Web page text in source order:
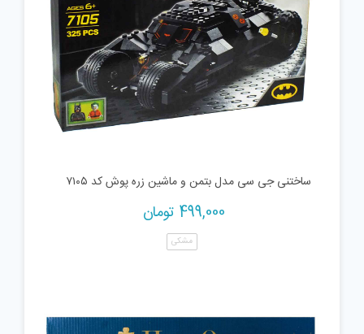
ساختنی جی سی مدل بتمن و ماشین زره پوش کد ۷۱۰۵
499,000 تومان
مشکی